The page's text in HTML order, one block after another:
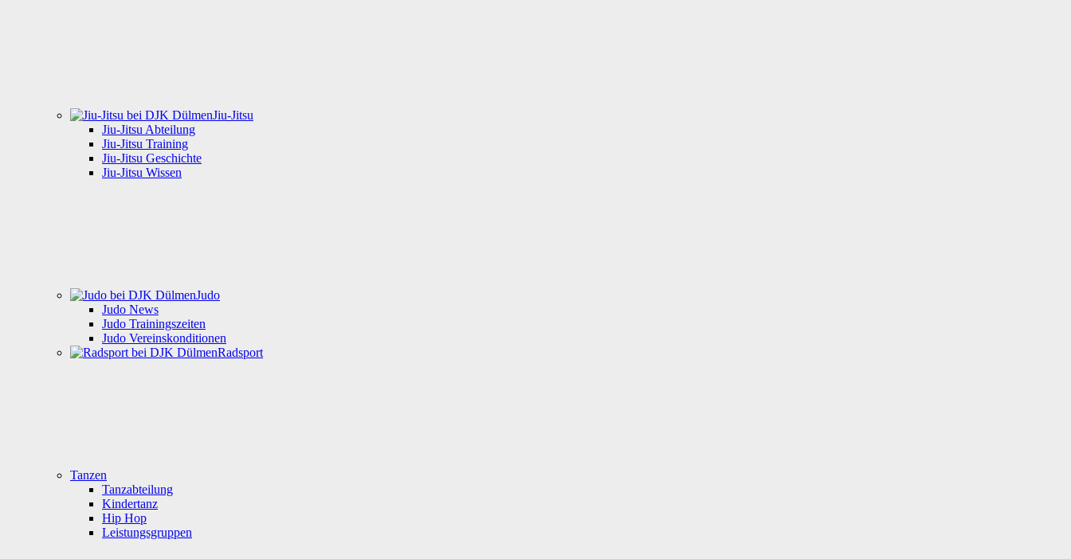
Jiu-Jitsu
Jiu-Jitsu Abteilung
Jiu-Jitsu Training
Jiu-Jitsu Geschichte
Jiu-Jitsu Wissen
Judo
Judo News
Judo Trainingszeiten
Judo Vereinskonditionen
Radsport
Tanzen
Tanzabteilung
Kindertanz
Hip Hop
Leistungsgruppen